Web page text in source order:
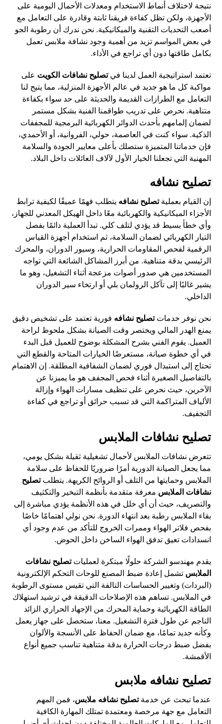
نتيجة لاختلاف أنماط الاستخدام ومعدلات الأحمال اليومية على
الأجهزة، ولكن تظل كفاءة فريقنا ثابتة وقادرة على التعامل مع
أصعب التحديات التقنية والميكانيكية. نحن ندرك أن رطوبة الجو
في بعض المواسم تزيد من أهمية وجود نشافة ملابس تعمل
بكامل طاقتها دون أي تراجع في الأداء.
تعتمد استراتيجية العمل لدينا فيتصليح نشافات الكويت على
مواكبة كل ما هو جديد في عالم الأجهزة المنزلية، مما يتيح لنا
التعامل مع الطرازات القديمة والحديثة على حد سواء بكفاءة
متناهية. نحرص على تدريب طواقمنا الفنية بشكل مستمر
لضمان إلمامهم بأحدث الدوائر الكهربائية البرمجية للمجففات
الذكية. سواء كنت في العاصمة، حولي، الفروانية، أو الأحمدي،
فإن خدماتنا المتميزة ستصلك بأعلى معايير الجودة والسلامة
المهنية التي تجعلنا الخيار الأول لآلاف العائلات داخل البلاد.
تصليح نشافه
إن القيام بعمليةتصليح نشافه يتطلب فهمًا عميقًا لكيفية ترابط
الأجزاء الميكانيكية والكهربائية معًا داخل الهيكل المعدني للجهاز،
وأي خطأ بسيط قد يؤدي لتلف كلي. تبدأ العملية دائمًا بفصل
التيار الكهربائي لضمان السلامة، ثم استخدام أجهزة القياس
الرقمية لفحص المقاومات الحرارية، وسيور الدوران، والمحرك
الرئيسي بدقة متناهية. من أبرز المشاكل الشائعة التي تواجه
المستخدمين هي صدور أصوات مزعجة أثناء التشغيل، وهو ما
يشير غالبًا إلى تآكل الرولمان بلي أو ارتخاء سير الدوران
الداخلي.
نحن نوفر خدماتتصليح نشافه فورية تعتمد على تشخيص دقيق
يمنع الهدر المالي ويختصر وقت الصيانة بشكل ملحوظ لراحة
العميل. يقوم الفني بشرح المشكلة بوضوح للعميل قبل البدء
في أي خطوة صيانة، مستعرضًا الخيارات المتاحة والقطع التي
تحتاج إلى استبدال فوري لضمان الشفافية المطلقة. إن الاهتمام
بالتفاصيل الصغيرة أثناء فحص المجفف هو ما يميزنا عن
الآخرين، حيث نحرص على تنظيف مسارات الهواء وإزالة
الألياف المتراكمة التي قد تسبب حرائق أو تراجع في كفاءة
التجفيف.
تصليح نشافات الملابس
تتعرض نشافات الملابس لأحمال تشغيلية ثقيلة بشكل يومي،
مما يجعل الصيانة الدورية أمرًا ضروريًا للحفاظ على سلامة
الملابس وحمايتها من التلف أو الروائح الكريهة. يتطلبتصليح
نشافات الملابس معرفة متقدمة بأنظمة التبخير والتكثيف
والتصريف، حيث أن أي خلل في هذه الأنظمة يؤدي مباشرة إلى
بقاء الملابس رطبة بعد انتهاء الدورة. نحن نولي اهتمامًا خاصًا
بفحص فلاتر الهواء وممرات الخروج للتأكد من عدم وجود أي
انسدادات تعيق تدفق الهواء الساخن داخل الحوض.
يقدم مهندسو الشركة حلولًا مبتكرة لعملياتتصليح نشافات
الملابس تشمل إعادة ضبط المصنع للوحات التحكم الإلكترونية
(البردات) وتغيير الحساسات التالفة التي تقيس مستوى الرطوبة
في الملابس. تساهم هذه الإصلاحات الدقيقة في ترشيد استهلاك
الطاقة الكهربائية وحماية المحرك من الإجهاد الحراري الزائد
الناجم عن طول فترة التشغيل. معنا، ستحصل على جهاز يعمل
وكأنه جديد تمامًا، مع ضمان الحفاظ على الأنسجة والألوان
بفضل ضبط درجات الحرارة بدقة متناهية تناسب جميع أنواع
الأقمشة.
تصليح نشافه ملابس
عندما تبحث عن خدمةتصليح نشافه ملابس، فمن المهم
التعامل مع جهة مرخصة ومعتمدة تمتلك المهارة الكافية